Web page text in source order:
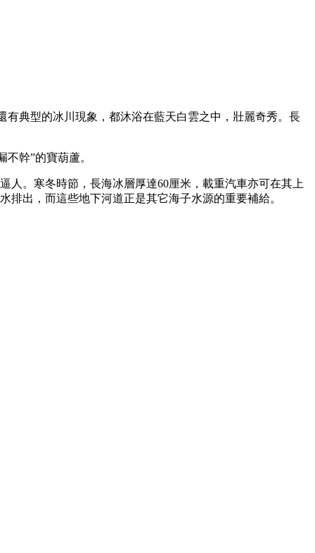
典型的冰川現象，都沐浴在藍天白雲之中，壯麗奇秀。長
幹”的寶葫蘆。
人。寒冬時節，長海冰層厚達60厘米，載重汽車亦可在其上
出，而這些地下河道正是其它海子水源的重要補給。